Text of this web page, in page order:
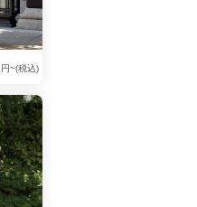
円~(税込)